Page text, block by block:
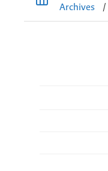
Archives
/